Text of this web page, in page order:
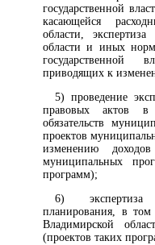
государственной
касающейся
области,
области и иных
государственной
приводящих к
5) проведение
правовых актов в
обязательств
проектов
изменению
муниципальных
программ);
6) экспертиза
планирования, в том
Владимирской
(проектов таких